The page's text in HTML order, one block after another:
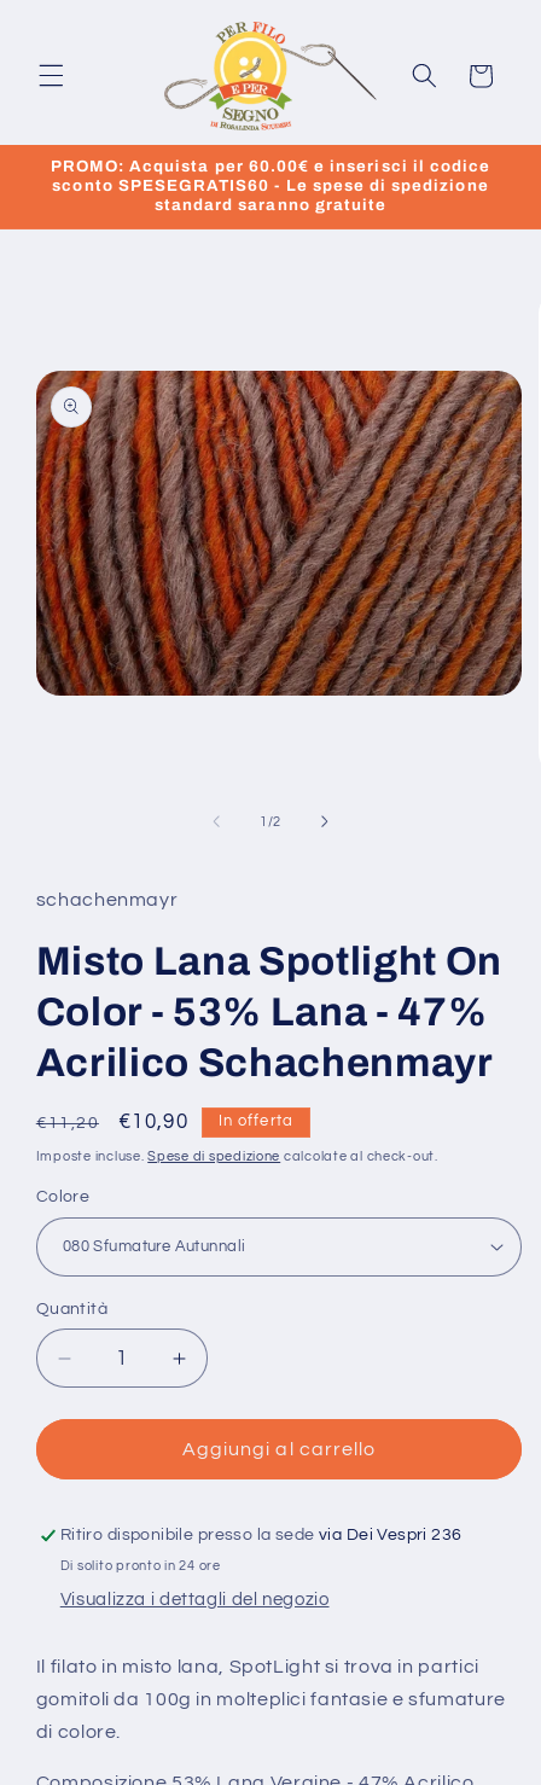
Carrello
PROMO: Acquista per 60.00€ e inserisci il codice
sconto SPESEGRATIS60 - Le spese di spedizione
standard saranno gratuite
1 /su
2
schachenmayr
Misto Lana Spotlight On
Color - 53% Lana - 47%
Acrilico Schachenmayr
Prezzo
di
€11,20
Prezzo
scontato
€10,90 In offerta
Imposte incluse.Spese di spedizione calcolate al check-out.
Colore
Quantità
Quantità
Diminuisci
quantità
per
Lana
On
Color
53%
-
47%
Schachenmayr
Aumenta
quantità
per
Misto
Lana
On
Color
53%
-
47%
Acrilico
Aggiungi al carrello
Ritiro disponibile presso la sedevia Dei Vespri 236
Di solito pronto in 24 ore
Visualizza i dettagli del negozio
Il filato in misto lana, SpotLight si trova in partici
gomitoli da 100g in molteplici fantasie e sfumature
di colore.